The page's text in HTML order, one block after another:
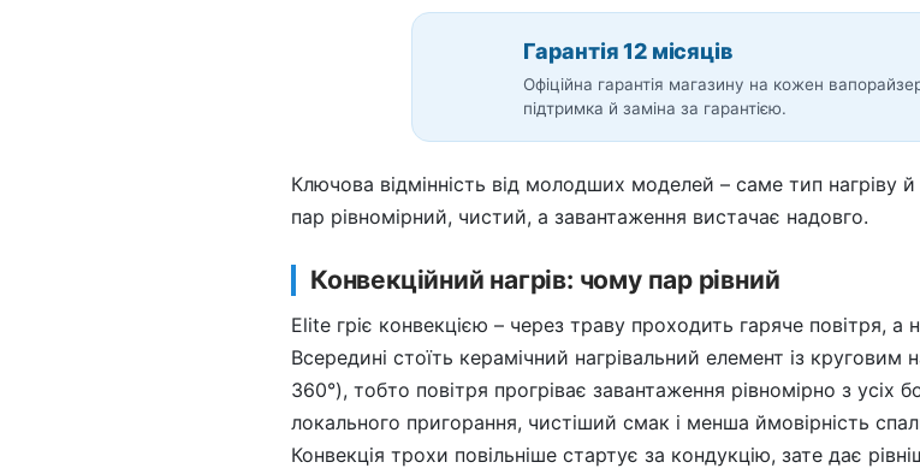
Гарантія 12 місяців
Офіційна гарантія магазину на кожен
підтримка й заміна за гарантією.
Ключова відмінність від молодших моделей – саме тип нагріву
пар рівномірний, чистий, а завантаження вистачає надовго.
Конвекційний нагрів: чому пар рівний
Elite гріє конвекцією – через траву проходить гаряче повітря, а
Всередині стоїть керамічний нагрівальний елемент із
360°), тобто повітря прогріває завантаження рівномірно з усіх
локального пригорання, чистіший смак і менша ймовірність
Конвекція трохи повільніше стартує за кондукцію, зате дає